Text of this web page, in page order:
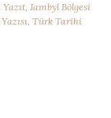
, Jambyl Bölgesi
, Türk Tarihi